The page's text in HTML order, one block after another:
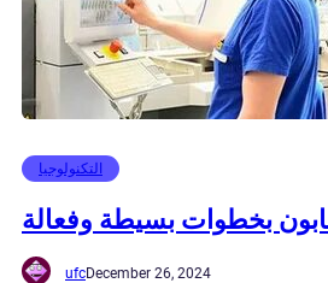
التكنولوجيا
بخطوات بسيطة وفعالة
ufcDecember 26, 2024